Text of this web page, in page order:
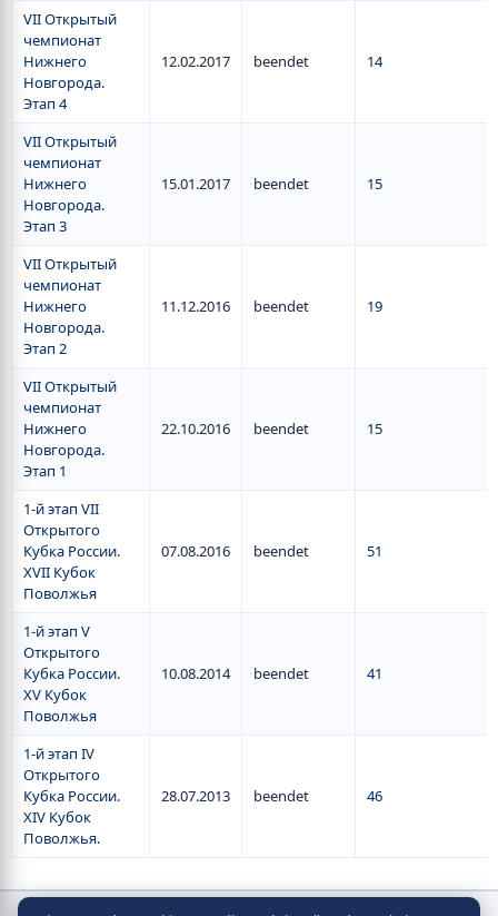
VII Открытый
чемпионат
Нижнего
Новгорода.
Этап 4
12.02.2017 beendet 14
VII Открытый
чемпионат
Нижнего
Новгорода.
Этап 3
15.01.2017 beendet 15
VII Открытый
чемпионат
Нижнего
Новгорода.
Этап 2
11.12.2016 beendet 19
VII Открытый
чемпионат
Нижнего
Новгорода.
Этап 1
22.10.2016 beendet 15
1-й этап VII
Открытого
Кубка России.
XVII Кубок
Поволжья
07.08.2016 beendet 51
1-й этап V
Открытого
Кубка России.
XV Кубок
Поволжья
10.08.2014 beendet 41
1-й этап IV
Открытого
Кубка России.
XIV Кубок
Поволжья.
28.07.2013 beendet 46